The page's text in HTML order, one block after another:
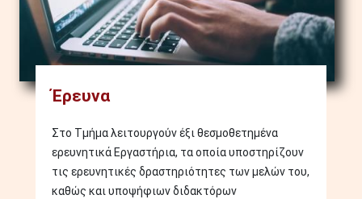
Έρευνα
Στο Τμήμα λειτουργούν έξι θεσμοθετημένα
ερευνητικά Εργαστήρια, τα οποία υποστηρίζουν
τις ερευνητικές δραστηριότητες των μελών του,
καθώς και υποψήφιων διδακτόρων